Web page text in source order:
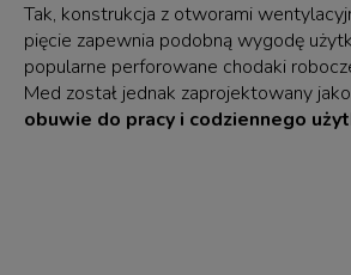
Tak, konstrukcja z otworami
pięcie zapewnia podobną wygodę
popularne perforowane chodaki
Med został jednak zaprojektowany jako
obuwie do pracy i codziennego